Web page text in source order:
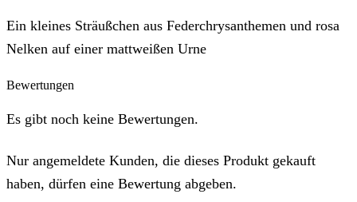
Ein kleines Sträußchen aus Federchrysanthemen und rosa
Nelken auf einer mattweißen Urne
Bewertungen
Es gibt noch keine Bewertungen.
Nur angemeldete Kunden, die dieses Produkt gekauft
haben, dürfen eine Bewertung abgeben.